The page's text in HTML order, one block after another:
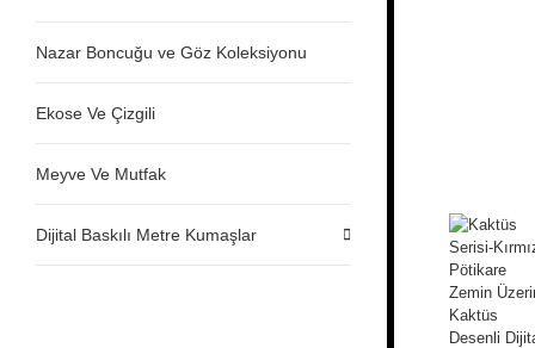
Nazar Boncuğu ve Göz Koleksiyonu
Ekose Ve Çizgili
Meyve Ve Mutfak
Dijital Baskılı Metre Kumaşlar